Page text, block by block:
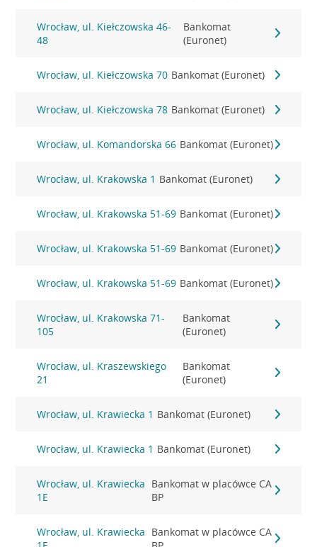
Wrocław, ul. Kiełczowska 46-
48
Bankomat
(Euronet)
Wrocław, ul. Kiełczowska 70 Bankomat (Euronet)
Wrocław, ul. Kiełczowska 78 Bankomat (Euronet)
Wrocław, ul. Komandorska 66 Bankomat (Euronet)
Wrocław, ul. Krakowska 1 Bankomat (Euronet)
Wrocław, ul. Krakowska 51-69 Bankomat (Euronet)
Wrocław, ul. Krakowska 51-69 Bankomat (Euronet)
Wrocław, ul. Krakowska 51-69 Bankomat (Euronet)
Wrocław, ul. Krakowska 71-
105
Bankomat
(Euronet)
Wrocław, ul. Kraszewskiego
21
Bankomat
(Euronet)
Wrocław, ul. Krawiecka 1 Bankomat (Euronet)
Wrocław, ul. Krawiecka 1 Bankomat (Euronet)
Wrocław, ul. Krawiecka
1E
Bankomat w placówce CA
BP
Wrocław, ul. Krawiecka Bankomat w placówce CA